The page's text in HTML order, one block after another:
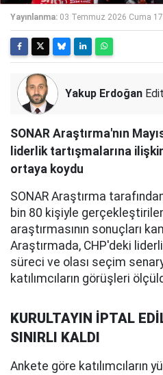
Yayınlanma: 03 Temmuz 2026 Cuma
Yakup Erdoğan
SONAR Araştırma'nın
liderlik tartışmalarına
ortaya koydu
SONAR Araştırma
bin 80 kişiyle
araştırmasının sonuçları
Araştırmada, CHP'deki
süreci ve olası seçim
katılımcıların görüşleri
KURULTAYIN İPTAL
SINIRLI KALDI
Ankete göre katılımcıların